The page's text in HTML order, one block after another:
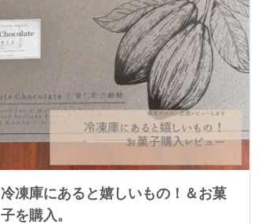
冷凍庫にあると嬉しいもの！＆お菓
子を購入。